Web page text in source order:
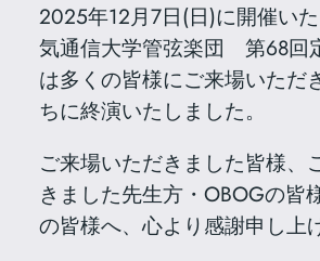
2025年12月7日(日)に開催い
気通信大学管弦楽団 第68回
は多くの皆様にご来場いただ
ちに終演いたしました。
ご来場いただきました皆様、
きました先生方・OBOGの皆
の皆様へ、心より感謝申し上